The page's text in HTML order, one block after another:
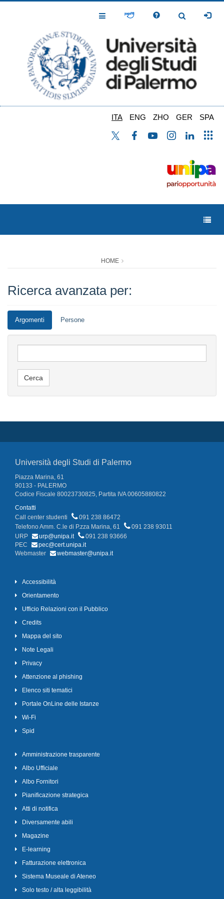
Toggle
Toggle
ITA ENG ZHO GER SPA
HOME
Ricerca avanzata per:
Argomenti Persone
Università degli Studi di Palermo
Piazza Marina, 61
90133 - PALERMO
Codice Fiscale 80023730825, Partita IVA 00605880822
Contatti
Call center studenti
091 238 86472
Telefono Amm. C.le di P.zza Marina, 61
091 238 93011
URP
urp@unipa.it
091 238 93666
PEC
pec@cert.unipa.it
Webmaster
webmaster@unipa.it
Accessibilità
Orientamento
Ufficio Relazioni con il Pubblico
Credits
Mappa del sito
Note Legali
Privacy
Attenzione al phishing
Elenco siti tematici
Portale OnLine delle Istanze
Wi-Fi
Spid
Amministrazione trasparente
Albo Ufficiale
Albo Fornitori
Pianificazione strategica
Atti di notifica
Diversamente abili
Magazine
E-learning
Fatturazione elettronica
Sistema Museale di Ateneo
Solo testo / alta leggibilità